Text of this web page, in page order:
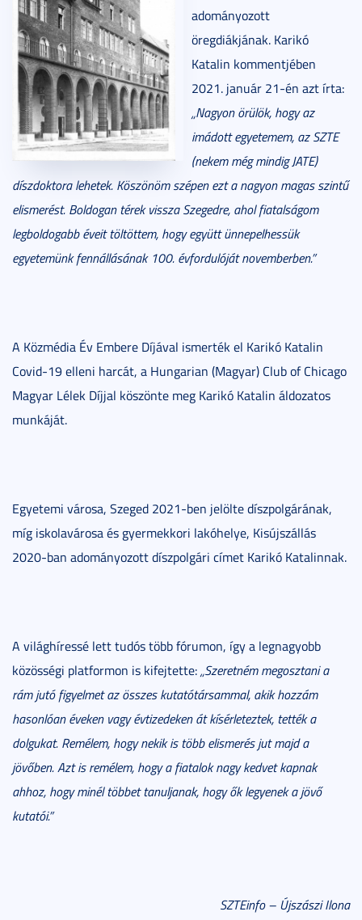
adományozott
öregdiákjának. Karikó
Katalin kommentjében
2021. január 21-én azt írta:
„Nagyon örülök, hogy az
imádott egyetemem, az SZTE
(nekem még mindig JATE)
díszdoktora lehetek. Köszönöm szépen ezt a nagyon magas szintű
elismerést. Boldogan térek vissza Szegedre, ahol fiatalságom
legboldogabb éveit töltöttem, hogy együtt ünnepelhessük
egyetemünk fennállásának 100. évfordulóját novemberben.”
A Közmédia Év Embere Díjával ismerték el Karikó Katalin
Covid-19 elleni harcát, a Hungarian (Magyar) Club of Chicago
Magyar Lélek Díjjal köszönte meg Karikó Katalin áldozatos
munkáját.
Egyetemi városa, Szeged 2021-ben jelölte díszpolgárának,
míg iskolavárosa és gyermekkori lakóhelye, Kisújszállás
2020-ban adományozott díszpolgári címet Karikó Katalinnak.
A világhíressé lett tudós több fórumon, így a legnagyobb
közösségi platformon is kifejtette:„Szeretném megosztani a
rám jutó figyelmet az összes kutatótársammal, akik hozzám
hasonlóan éveken vagy évtizedeken át kísérleteztek, tették a
dolgukat. Remélem, hogy nekik is több elismerés jut majd a
jövőben. Azt is remélem, hogy a fiatalok nagy kedvet kapnak
ahhoz, hogy minél többet tanuljanak, hogy ők legyenek a jövő
kutatói.”
SZTEinfo – Újszászi Ilona